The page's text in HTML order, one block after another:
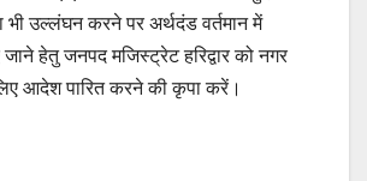
भी उल्लंघन करने पर अर्थदंड वर्तमान में
हेतु जनपद मजिस्ट्रेट हरिद्वार को नगर
लिए आदेश पारित करने की कृपा करें।